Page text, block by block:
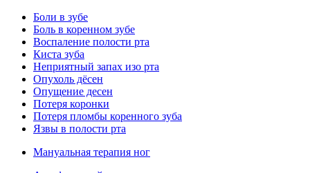
Боли в зубе
Боль в коренном зубе
Воспаление полости рта
Киста зуба
Неприятный запах изо рта
Опухоль дёсен
Опущение десен
Потеря коронки
Потеря пломбы коренного зуба
Язвы в полости рта
Мануальная терапия ног